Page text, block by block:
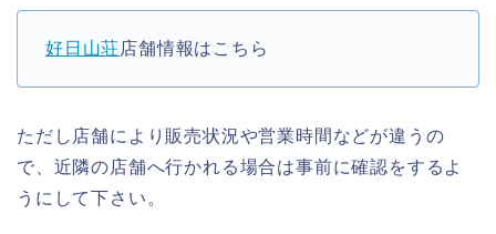
好日山荘店舗情報はこちら
ただし店舗により販売状況や営業時間などが違うの
で、近隣の店舗へ行かれる場合は事前に確認をするよ
うにして下さい。